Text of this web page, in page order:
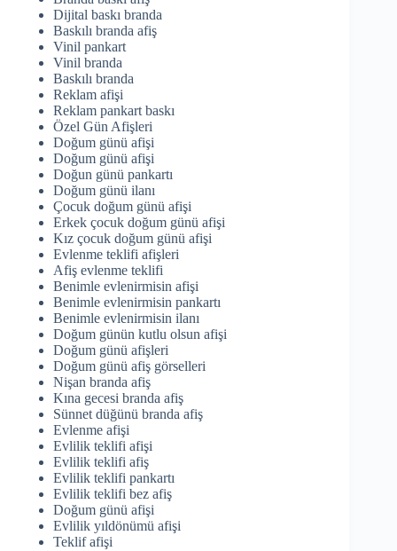
Dijital baskı branda
Baskılı branda afiş
Vinil pankart
Vinil branda
Baskılı branda
Reklam afişi
Reklam pankart baskı
Özel Gün Afişleri
Doğum günü afişi
Doğum günü afişi
Doğun günü pankartı
Doğum günü ilanı
Çocuk doğum günü afişi
Erkek çocuk doğum günü afişi
Kız çocuk doğum günü afişi
Evlenme teklifi afişleri
Afiş evlenme teklifi
Benimle evlenirmisin afişi
Benimle evlenirmisin pankartı
Benimle evlenirmisin ilanı
Doğum günün kutlu olsun afişi
Doğum günü afişleri
Doğum günü afiş görselleri
Nişan branda afiş
Kına gecesi branda afiş
Sünnet düğünü branda afiş
Evlenme afişi
Evlilik teklifi afişi
Evlilik teklifi afiş
Evlilik teklifi pankartı
Evlilik teklifi bez afiş
Doğum günü afişi
Evlilik yıldönümü afişi
Teklif afişi